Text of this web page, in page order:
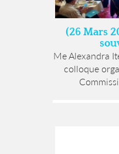
(26 Mars
Me Alexandra
colloque